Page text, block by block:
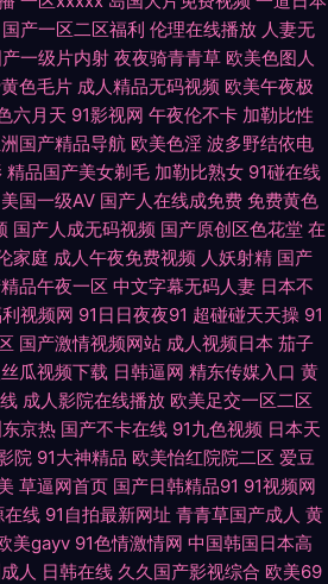
成人色片 日韩黄色网 天堂网无码 97色色婷婷
看 国产人妖调教专区 日韩99爱 四虎影院黄色
av导航网站 激情综合BT 久久停停 蜜臀99超碰
费网站观看 91做爱免费视频 国产馆外遇 韩日
片色图图片 青娱乐91午夜 熟女少妇一二区 亚
蕉碰 肏草碰91 豆花av网 国产午夜免费不卡 久
欧美丝袜人妖 日韩第3页 日韩中文字幕电影 亚
人人操 白丝啪啪 韩国射无码 久草资源福利战
人 日本中文字幕MV 亚洲黄色网址 美女爆操
国产精品黄 欧美色噜噜网 日韩色色 午夜福利
国产一区二区福利 伦理在线播放 人妻无
一级片内射 夜夜骑青青草 欧美色图人
色毛片 成人精品无码视频 欧美午夜极
六月天 91影视网 午夜伦不卡 加勒比性
国产精品导航 欧美色淫 波多野结依电
精品国产美女剃毛 加勒比熟女 91碰在线
美国一级AV 国产人在线成免费 免费黄色
国产人成无码视频 国产原创区色花堂 在
家庭 成人午夜免费视频 人妖射精 国产
品午夜一区 中文字幕无码人妻 日本不
视频网 91日日夜夜91 超碰碰天天操 91
国产激情视频网站 成人视频日本 茄子
瓜视频下载 日韩逼网 精东传媒入口 黄
成人影院在线播放 欧美足交一区二区
京热 国产不卡在线 91九色视频 日本天
院 91大神精品 欧美怡红院院二区 爱豆
草逼网首页 国产日韩精品91 91视频网
在线 91自拍最新网址 青青草国产成人 黄
美gayv 91色情激情网 中国韩国日本高
人 日韩在线 久久国产影视综合 欧美69